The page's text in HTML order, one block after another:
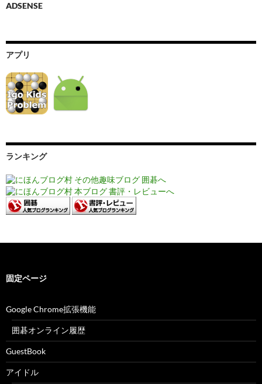
ADSENSE
アプリ
ランキング
固定ページ
Google Chrome拡張機能
囲碁オンライン履歴
GuestBook
アイドル